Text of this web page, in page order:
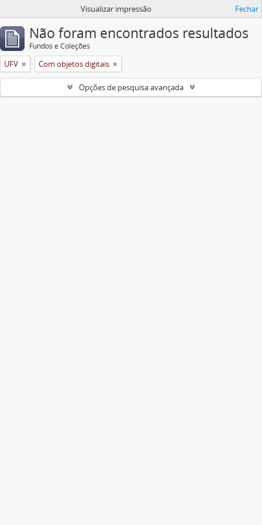
Visualizar impressão Fechar
Não foram encontrados resultados
Fundos e Coleções
UFV Com objetos digitais
Opções de pesquisa avançada